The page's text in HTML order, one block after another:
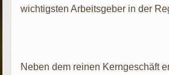
wichtigsten Arbeitsgeber in der
Neben dem reinen Kerngeschäft